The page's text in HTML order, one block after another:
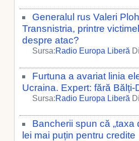
Generalul rus Valeri
Transnistria, printre
despre atac?
Sursa:Radio Europa Liberă
Furtuna a avariat linia
Ucraina. Expert: fără
Sursa:Radio Europa Liberă
Bancherii spun că „taxa
lei mai puțin pentru credite